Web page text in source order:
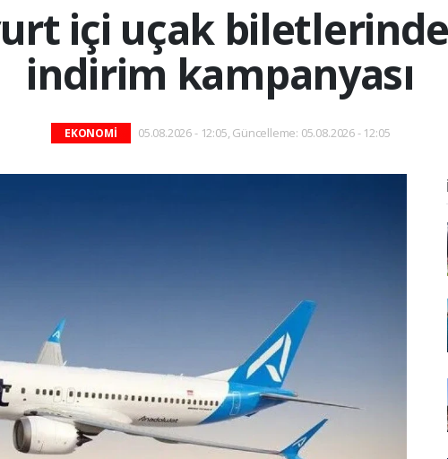
içi uçak
indirim kampanyası
EKONOMİ 05.08.2026 - 12:05, Güncelleme: 05.08.2026 - 12:05